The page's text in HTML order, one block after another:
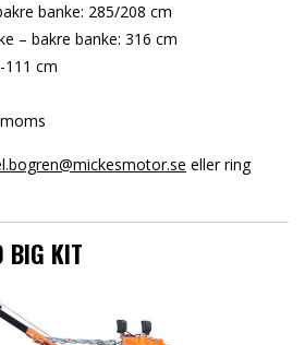
banke: 285/208 cm
– bakre banke: 316 cm
111 cm
eller ring
KIT